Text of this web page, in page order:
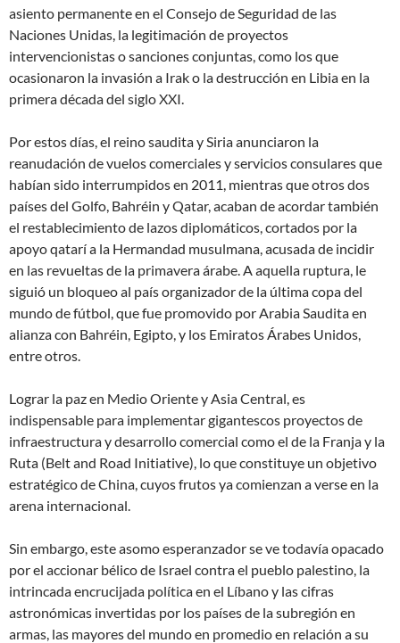
asiento permanente en el Consejo de Seguridad de las
Naciones Unidas, la legitimación de proyectos
intervencionistas o sanciones conjuntas, como los que
ocasionaron la invasión a Irak o la destrucción en Libia en la
primera década del siglo XXI.
Por estos días, el reino saudita y Siria anunciaron la
reanudación de vuelos comerciales y servicios consulares que
habían sido interrumpidos en 2011, mientras que otros dos
países del Golfo, Bahréin y Qatar, acaban de acordar también
el restablecimiento de lazos diplomáticos, cortados por la
apoyo qatarí a la Hermandad musulmana, acusada de incidir
en las revueltas de la primavera árabe. A aquella ruptura, le
siguió un bloqueo al país organizador de la última copa del
mundo de fútbol, que fue promovido por Arabia Saudita en
alianza con Bahréin, Egipto, y los Emiratos Árabes Unidos,
entre otros.
Lograr la paz en Medio Oriente y Asia Central, es
indispensable para implementar gigantescos proyectos de
infraestructura y desarrollo comercial como el de la Franja y la
Ruta (Belt and Road Initiative), lo que constituye un objetivo
estratégico de China, cuyos frutos ya comienzan a verse en la
arena internacional.
Sin embargo, este asomo esperanzador se ve todavía opacado
por el accionar bélico de Israel contra el pueblo palestino, la
intrincada encrucijada política en el Líbano y las cifras
astronómicas invertidas por los países de la subregión en
armas, las mayores del mundo en promedio en relación a su